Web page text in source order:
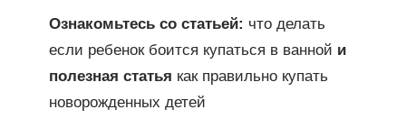
Ознакомьтесь со статьей: что делать
если ребенок боится купаться в ванной и
полезная статья как правильно купать
новорожденных детей